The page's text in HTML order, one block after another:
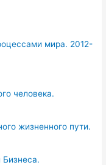
мира. 2012-
человека.
жизненного пути.
Бизнеса.